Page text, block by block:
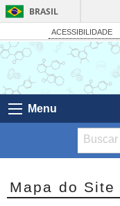
BRASIL
ACESSIBILIDADE
Menu
Mapa do Site